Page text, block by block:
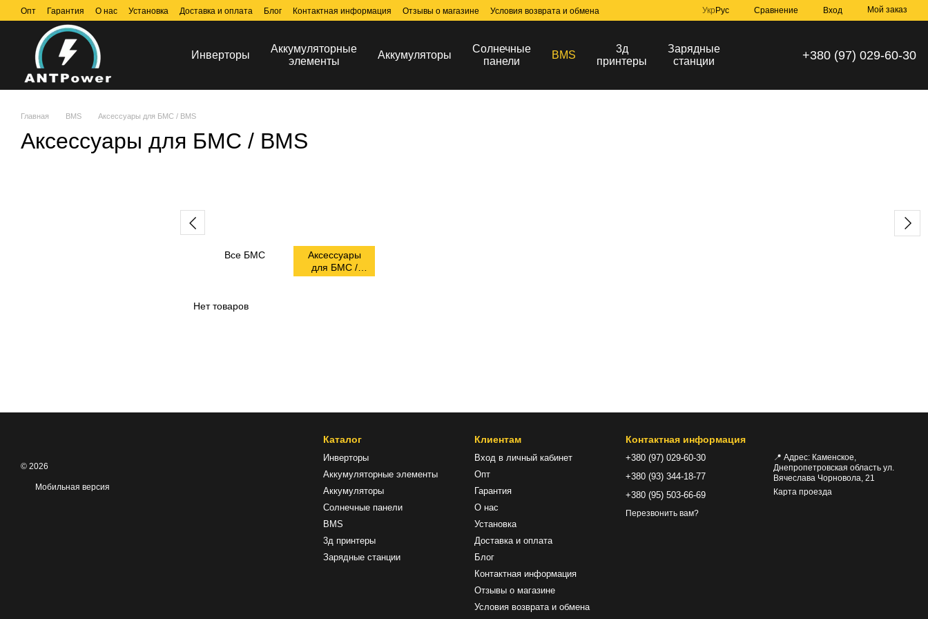
Перейти к основному контенту
Опт Гарантия О нас Установка Доставка и оплата Блог Контактная информация Отзывы о магазине Условия возврата и обмена Укр Рус Сравнение Вход Мой заказ
Инверторы
Аккумуляторные
элементы
Аккумуляторы
Солнечные
панели
BMS
3д
принтеры
Зарядные
станции
+380 (97) 029-60-30
Главная BMS Аксессуары для БМС / BMS
Аксессуары для БМС / BMS
Все БМС
Аксессуары
для БМС /
BMS
Нет товаров
© 2026
Мобильная версия
Каталог
Инверторы
Аккумуляторные элементы
Аккумуляторы
Солнечные панели
BMS
3д принтеры
Зарядные станции
Клиентам
Вход в личный кабинет
Опт
Гарантия
О нас
Установка
Доставка и оплата
Блог
Контактная информация
Отзывы о магазине
Условия возврата и обмена
Контактная информация
+380 (97) 029-60-30
+380 (93) 344-18-77
+380 (95) 503-66-69
Перезвонить вам?
📍 Адрес: Каменское,
Днепропетровская область ул.
Вячеслава Чорновола, 21
Карта проезда